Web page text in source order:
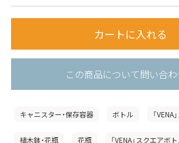
この商品について問い合
キャニスター・保存容器 ボトル 「VENA
植木鉢・花瓶 花瓶 「VENA」スクエアボ